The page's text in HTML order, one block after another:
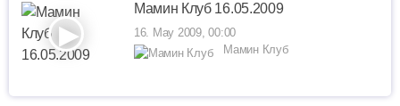
Мамин Клуб 16.05.2009
16. May 2009, 00:00
Мамин Клуб